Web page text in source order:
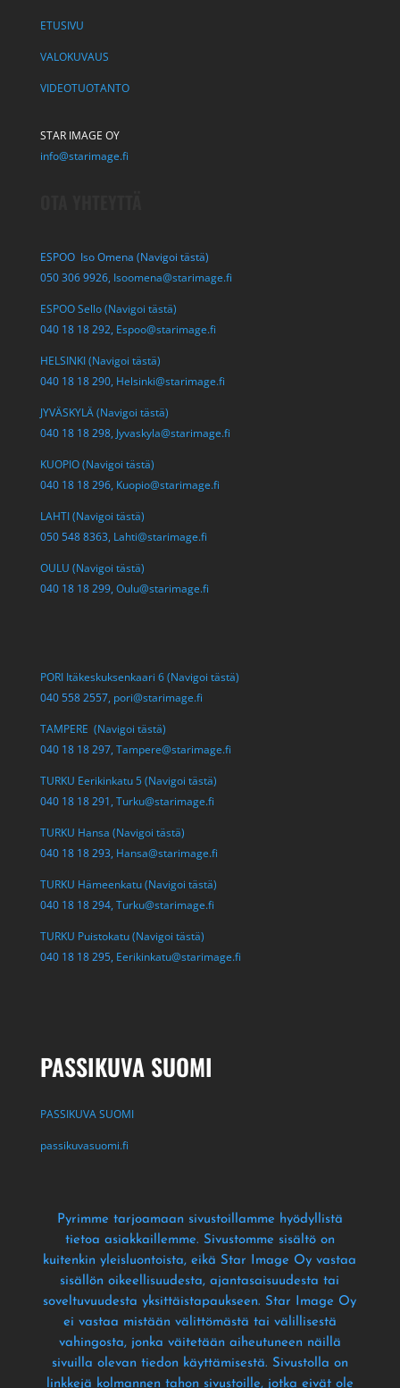
ETUSIVU
VALOKUVAUS
VIDEOTUOTANTO
STAR IMAGE OY
info@starimage.fi
ESPOO Iso Omena (Navigoi tästä)
050 306 9926, Isoomena@starimage.fi
ESPOO Sello (Navigoi tästä)
040 18 18 292, Espoo@starimage.fi
HELSINKI (Navigoi tästä)
040 18 18 290, Helsinki@starimage.fi
JYVÄSKYLÄ (Navigoi tästä)
040 18 18 298, Jyvaskyla@starimage.fi
KUOPIO (Navigoi tästä)
040 18 18 296, Kuopio@starimage.fi
LAHTI (Navigoi tästä)
050 548 8363, Lahti@starimage.fi
OULU (Navigoi tästä)
040 18 18 299, Oulu@starimage.fi
PORI Itäkeskuksenkaari 6 (Navigoi tästä)
040 558 2557, pori@starimage.fi
TAMPERE (Navigoi tästä)
040 18 18 297, Tampere@starimage.fi
TURKU Eerikinkatu 5 (Navigoi tästä)
040 18 18 291, Turku@starimage.fi
TURKU Hansa (Navigoi tästä)
040 18 18 293, Hansa@starimage.fi
TURKU Hämeenkatu (Navigoi tästä)
040 18 18 294, Turku@starimage.fi
TURKU Puistokatu (Navigoi tästä)
040 18 18 295, Eerikinkatu@starimage.fi
PASSIKUVA SUOMI
PASSIKUVA SUOMI
passikuvasuomi.fi
Pyrimme tarjoamaan sivustoillamme hyödyllistä
tietoa asiakkaillemme. Sivustomme sisältö on
kuitenkin yleisluontoista, eikä Star Image Oy vastaa
sisällön oikeellisuudesta, ajantasaisuudesta tai
soveltuvuudesta yksittäistapaukseen. Star Image Oy
ei vastaa mistään välittömästä tai välillisestä
vahingosta, jonka väitetään aiheutuneen näillä
sivuilla olevan tiedon käyttämisestä. Sivustolla on
linkkejä kolmannen tahon sivustoille, jotka eivät ole